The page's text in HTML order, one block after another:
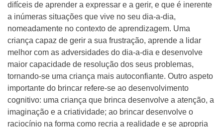
difíceis de aprender a expressar e a gerir, e que é inerente
a inúmeras situações que vive no seu dia-a-dia,
nomeadamente no contexto de aprendizagem. Uma
criança capaz de gerir a sua frustração, aprende a lidar
melhor com as adversidades do dia-a-dia e desenvolve
maior capacidade de resolução dos seus problemas,
tornando-se uma criança mais autoconfiante. Outro aspeto
importante do brincar refere-se ao desenvolvimento
cognitivo: uma criança que brinca desenvolve a atenção, a
imaginação e a criatividade; ao brincar desenvolve o
raciocínio na forma como recria a realidade e se apropria